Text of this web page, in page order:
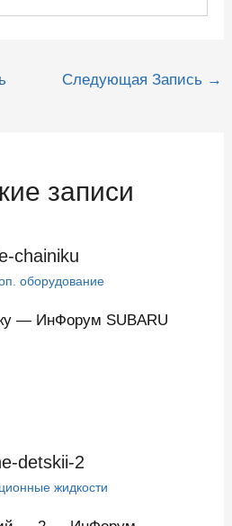
Следующая Запись →
записи
chainiku
оборудование
— ИнФорум SUBARU
detskii-2
жидкости